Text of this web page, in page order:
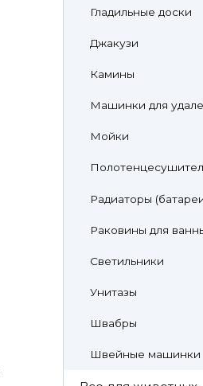
Гладильные доски
Джакузи
Камины
Машинки для
Мойки
Радиаторы
Раковины для
Светильники
Унитазы
Швабры
Швейные машинки